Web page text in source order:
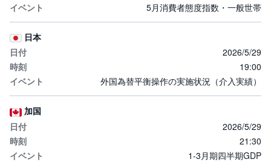
5月消費者態度指数・一般世帯
日本
2026/5/29
19:00
外国為替平衡操作の実施状況（介入実績）
加国
2026/5/29
21:30
1-3月期四半期GDP